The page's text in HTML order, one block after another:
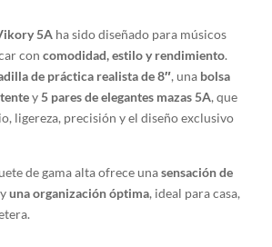
5A ha sido diseñado para músicos
concomodidad, estilo y rendimiento.
de práctica realista de 8″, una bolsa
y5 pares de elegantes mazas 5A, que
ligereza, precisión y el diseño exclusivo
de gama alta ofrece unasensación de
yuna organización óptima, ideal para casa,